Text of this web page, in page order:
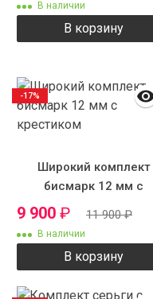
В наличии
В корзину
Широкий комплект
бисмарк 12 мм с
крестиком
9 900 ₽ 11 900₽
В наличии
В корзину
-17%